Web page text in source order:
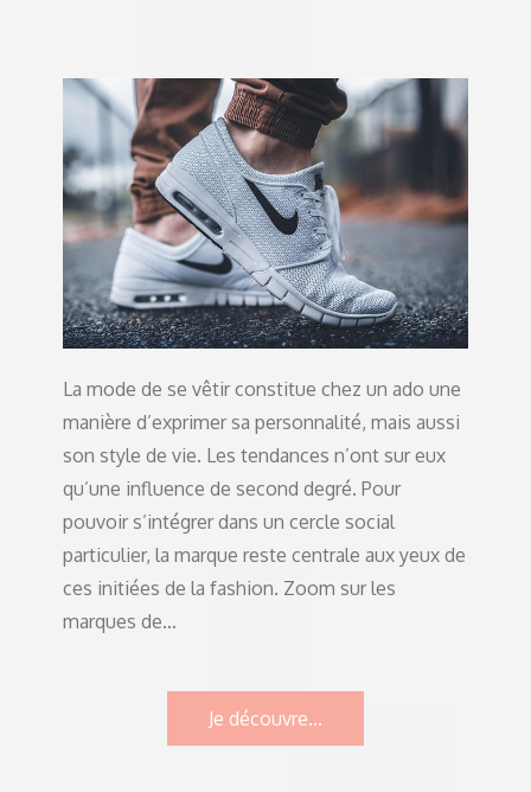
La mode de se vêtir constitue chez un ado une
manière d’exprimer sa personnalité, mais aussi
son style de vie. Les tendances n’ont sur eux
qu’une influence de second degré. Pour
pouvoir s’intégrer dans un cercle social
particulier, la marque reste centrale aux yeux de
ces initiées de la fashion. Zoom sur les
marques de…
Je découvre...